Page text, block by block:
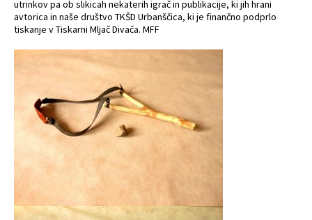
utrinkov pa ob slikicah nekaterih igrač in publikacije, ki jih hrani
avtorica in naše društvo TKŠD Urbanščica, ki je finančno podprlo
tiskanje v Tiskarni Mljač Divača. MFF